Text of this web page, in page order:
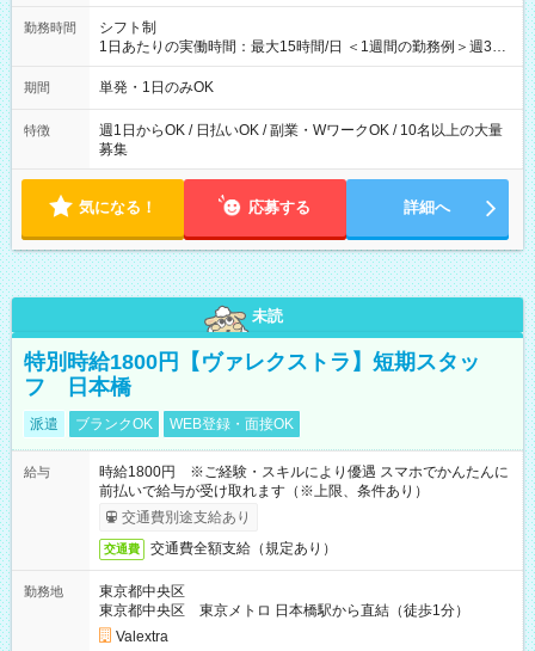
勤務時間
シフト制
1日あたりの実働時間：最大15時間/日 ＜1週間の勤務例＞週3回
勤務 勤務：月・水・金 休み：火・木・土・日 好きな時にお仕事
可能です！ ※1日あたりの最大実働時間は日勤、夜勤共に勤務し
期間 単発・1日のみOK
特徴
週1日からOK / 日払いOK / 副業・WワークOK / 10名以上の大量
募集
気になる！ 応募する 詳細へ
未読
特別時給1800円【ヴァレクストラ】短期スタッ
フ 日本橋
派遣 ブランクOK WEB登録・面接OK
給与
時給1800円 ※ご経験・スキルにより優遇 スマホでかんたんに
前払いで給与が受け取れます（※上限、条件あり）
交通費別途支給あり
交通費 交通費全額支給（規定あり）
勤務地
東京都中央区
東京都中央区 東京メトロ 日本橋駅から直結（徒歩1分）
Valextra